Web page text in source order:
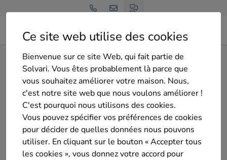
Ce site web utilise des cookies
Bienvenue sur ce site Web, qui fait partie de
Solvari. Vous êtes probablement là parce que
vous souhaitez améliorer votre maison. Nous,
c'est notre site web que nous voulons améliorer !
C'est pourquoi nous utilisons des cookies.
Vous pouvez spécifier vos préférences de cookies
pour décider de quelles données nous pouvons
utiliser. En cliquant sur le bouton « Accepter tous
les cookies », vous donnez votre accord pour
Home Pompe à chaleur Namur Namur
Gratuit et sans engagement
Top 20 des installateurs de
pompes à chaleur à Namur